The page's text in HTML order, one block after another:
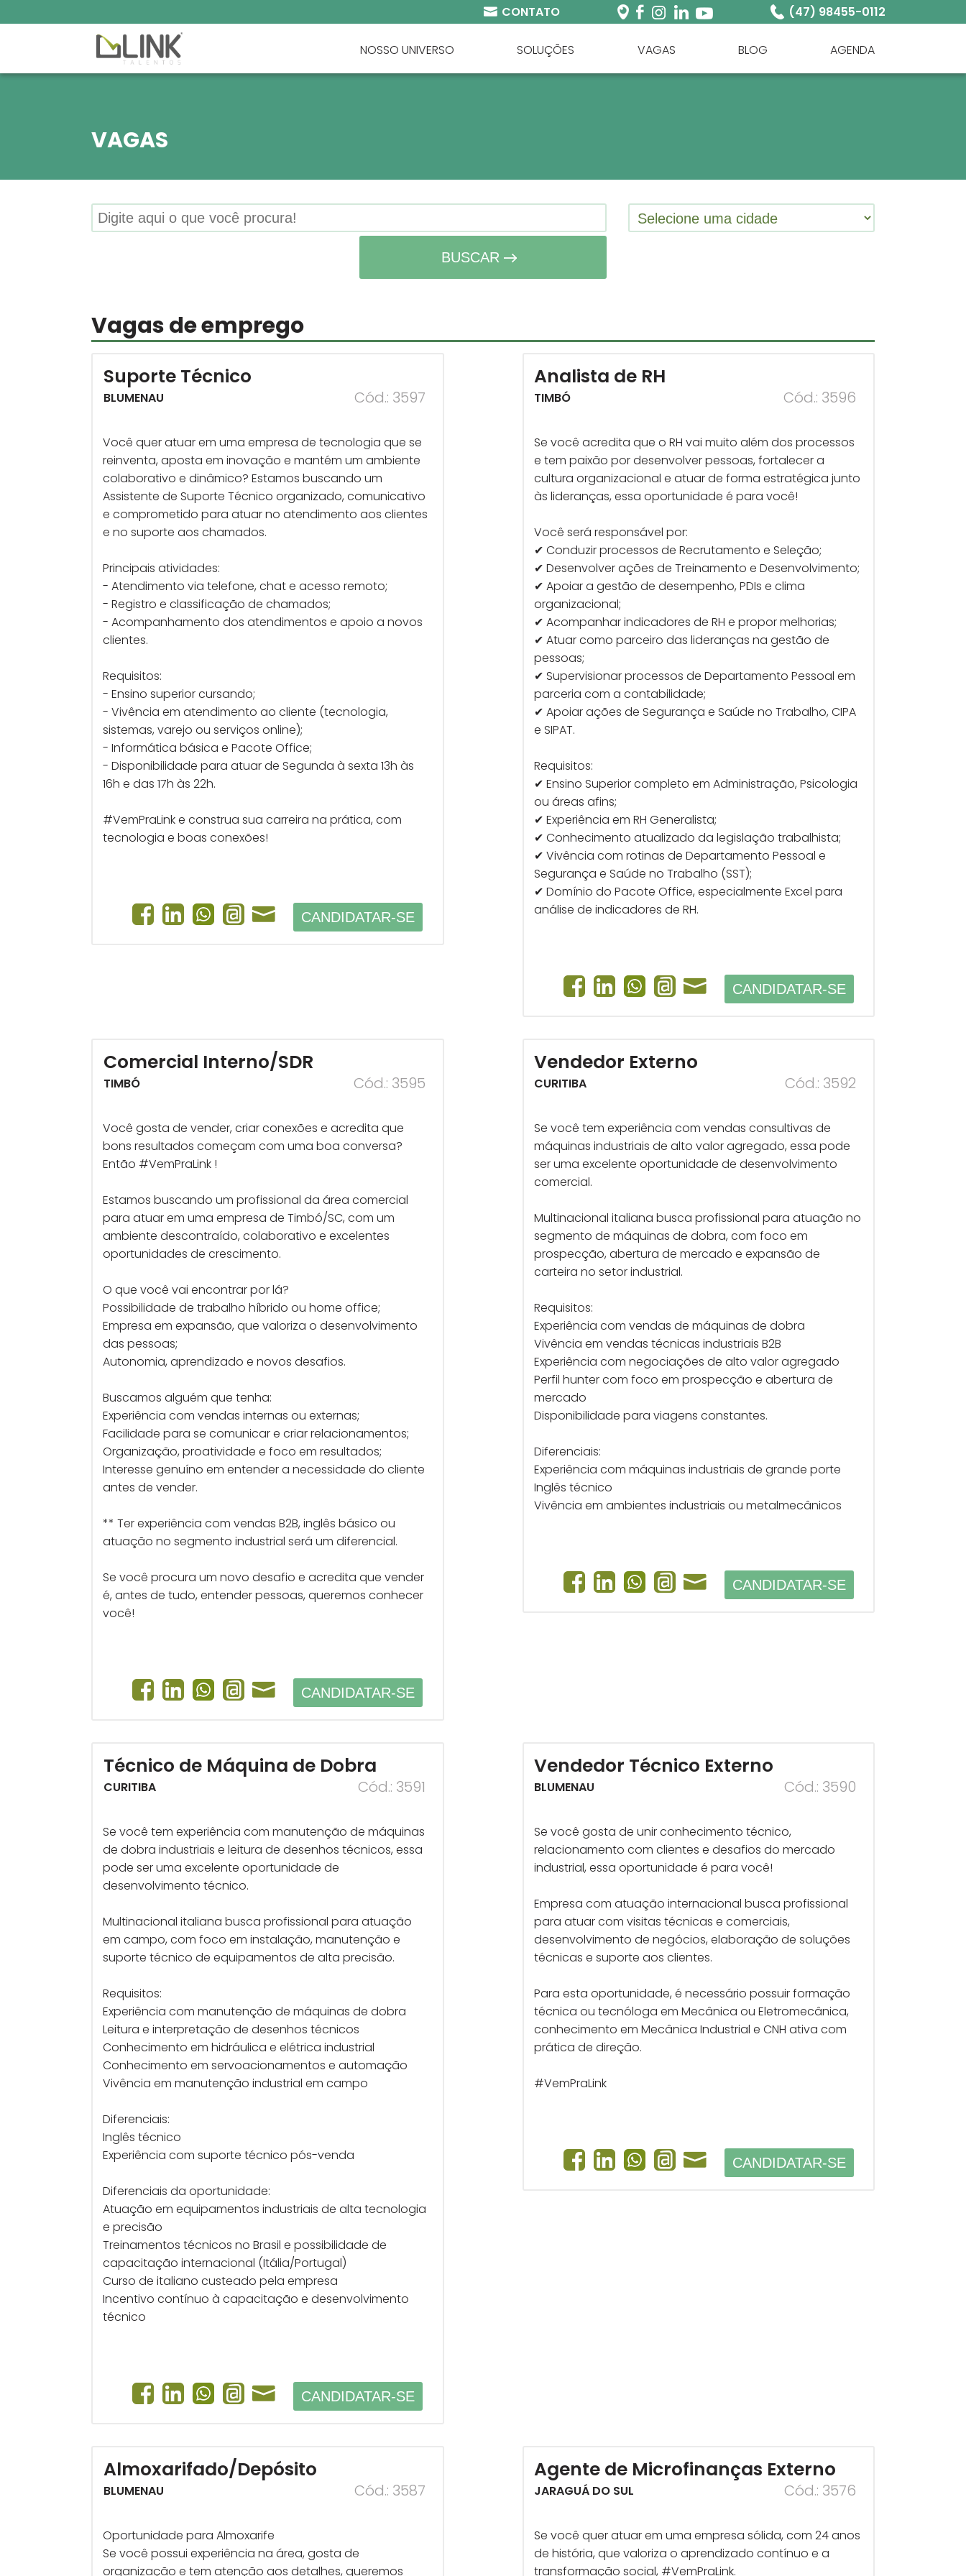
(47) 98455-0112
CONTATO
AGENDA
BLOG
VAGAS
SOLUÇÕES
NOSSO UNIVERSO
VAGAS
BUSCAR
Vagas de emprego
Suporte Técnico
BLUMENAU Cód.: 3597
Você quer atuar em uma empresa de tecnologia que se
reinventa, aposta em inovação e mantém um ambiente
colaborativo e dinâmico? Estamos buscando um
Assistente de Suporte Técnico organizado, comunicativo
e comprometido para atuar no atendimento aos clientes
e no suporte aos chamados.
Principais atividades:
- Atendimento via telefone, chat e acesso remoto;
- Registro e classificação de chamados;
- Acompanhamento dos atendimentos e apoio a novos
clientes.
Requisitos:
- Ensino superior cursando;
- Vivência em atendimento ao cliente (tecnologia,
sistemas, varejo ou serviços online);
- Informática básica e Pacote Office;
- Disponibilidade para atuar de Segunda à sexta 13h às
16h e das 17h às 22h.
#VemPraLink e construa sua carreira na prática, com
tecnologia e boas conexões!
CANDIDATAR-SE
Analista de RH
TIMBÓ Cód.: 3596
Se você acredita que o RH vai muito além dos processos
e tem paixão por desenvolver pessoas, fortalecer a
cultura organizacional e atuar de forma estratégica junto
às lideranças, essa oportunidade é para você!
Você será responsável por:
✔ Conduzir processos de Recrutamento e Seleção;
✔ Desenvolver ações de Treinamento e Desenvolvimento;
✔ Apoiar a gestão de desempenho, PDIs e clima
organizacional;
✔ Acompanhar indicadores de RH e propor melhorias;
✔ Atuar como parceiro das lideranças na gestão de
pessoas;
✔ Supervisionar processos de Departamento Pessoal em
parceria com a contabilidade;
✔ Apoiar ações de Segurança e Saúde no Trabalho, CIPA
e SIPAT.
Requisitos:
✔ Ensino Superior completo em Administração, Psicologia
ou áreas afins;
✔ Experiência em RH Generalista;
✔ Conhecimento atualizado da legislação trabalhista;
✔ Vivência com rotinas de Departamento Pessoal e
Segurança e Saúde no Trabalho (SST);
✔ Domínio do Pacote Office, especialmente Excel para
análise de indicadores de RH.
CANDIDATAR-SE
Comercial Interno/SDR
TIMBÓ Cód.: 3595
Você gosta de vender, criar conexões e acredita que
bons resultados começam com uma boa conversa?
Então #VemPraLink !
Estamos buscando um profissional da área comercial
para atuar em uma empresa de Timbó/SC, com um
ambiente descontraído, colaborativo e excelentes
oportunidades de crescimento.
O que você vai encontrar por lá?
Possibilidade de trabalho híbrido ou home office;
Empresa em expansão, que valoriza o desenvolvimento
das pessoas;
Autonomia, aprendizado e novos desafios.
Buscamos alguém que tenha:
Experiência com vendas internas ou externas;
Facilidade para se comunicar e criar relacionamentos;
Organização, proatividade e foco em resultados;
Interesse genuíno em entender a necessidade do cliente
antes de vender.
** Ter experiência com vendas B2B, inglês básico ou
atuação no segmento industrial será um diferencial.
Se você procura um novo desafio e acredita que vender
é, antes de tudo, entender pessoas, queremos conhecer
você!
CANDIDATAR-SE
Vendedor Externo
CURITIBA Cód.: 3592
Se você tem experiência com vendas consultivas de
máquinas industriais de alto valor agregado, essa pode
ser uma excelente oportunidade de desenvolvimento
comercial.
Multinacional italiana busca profissional para atuação no
segmento de máquinas de dobra, com foco em
prospecção, abertura de mercado e expansão de
carteira no setor industrial.
Requisitos:
Experiência com vendas de máquinas de dobra
Vivência em vendas técnicas industriais B2B
Experiência com negociações de alto valor agregado
Perfil hunter com foco em prospecção e abertura de
mercado
Disponibilidade para viagens constantes.
Diferenciais:
Experiência com máquinas industriais de grande porte
Inglês técnico
Vivência em ambientes industriais ou metalmecânicos
CANDIDATAR-SE
Técnico de Máquina de Dobra
CURITIBA Cód.: 3591
Se você tem experiência com manutenção de máquinas
de dobra industriais e leitura de desenhos técnicos, essa
pode ser uma excelente oportunidade de
desenvolvimento técnico.
Multinacional italiana busca profissional para atuação
em campo, com foco em instalação, manutenção e
suporte técnico de equipamentos de alta precisão.
Requisitos:
Experiência com manutenção de máquinas de dobra
Leitura e interpretação de desenhos técnicos
Conhecimento em hidráulica e elétrica industrial
Conhecimento em servoacionamentos e automação
Vivência em manutenção industrial em campo
Diferenciais:
Inglês técnico
Experiência com suporte técnico pós-venda
Diferenciais da oportunidade:
Atuação em equipamentos industriais de alta tecnologia
e precisão
Treinamentos técnicos no Brasil e possibilidade de
capacitação internacional (Itália/Portugal)
Curso de italiano custeado pela empresa
Incentivo contínuo à capacitação e desenvolvimento
técnico
CANDIDATAR-SE
Vendedor Técnico Externo
BLUMENAU Cód.: 3590
Se você gosta de unir conhecimento técnico,
relacionamento com clientes e desafios do mercado
industrial, essa oportunidade é para você!
Empresa com atuação internacional busca profissional
para atuar com visitas técnicas e comerciais,
desenvolvimento de negócios, elaboração de soluções
técnicas e suporte aos clientes.
Para esta oportunidade, é necessário possuir formação
técnica ou tecnóloga em Mecânica ou Eletromecânica,
conhecimento em Mecânica Industrial e CNH ativa com
prática de direção.
#VemPraLink
CANDIDATAR-SE
Almoxarifado/Depósito
BLUMENAU Cód.: 3587
Oportunidade para Almoxarife
Se você possui experiência na área, gosta de
organização e tem atenção aos detalhes, queremos
Agente de Microfinanças Externo
JARAGUÁ DO SUL Cód.: 3576
Se você quer atuar em uma empresa sólida, com 24 anos
de história, que valoriza o aprendizado contínuo e a
transformação social, #VemPraLink.